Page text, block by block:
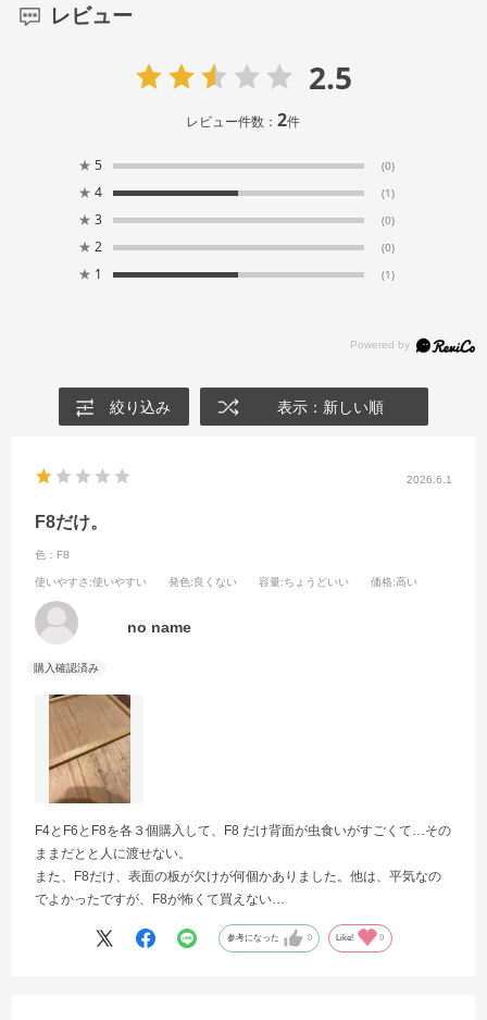
レビュー
2.5
レビュー件数：2件
★ 5 (0)
★ 4 (1)
★ 3 (0)
★ 2 (0)
★ 1 (1)
絞り込み 表示：新しい順
2026.6.1
F8だけ。
色：F8
使いやすさ :使いやすい 発色:良くない 容量:ちょうどいい 価格:高い
no name
F4とF6とF8を各３個購入して、F8 だけ背面が虫食いがすごくて…その
ままだとと人に渡せない。
また、F8だけ、表面の板が欠けが何個かありました。他は、平気なの
でよかったですが、F8が怖くて買えない…
参考になった 0 Like! 0